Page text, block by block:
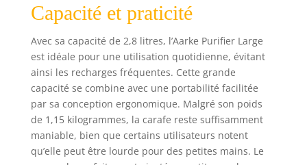
Capacité et praticité
Avec sa capacité de 2,8 litres, l’Aarke Purifier Large
est idéale pour une utilisation quotidienne, évitant
ainsi les recharges fréquentes. Cette grande
capacité se combine avec une portabilité facilitée
par sa conception ergonomique. Malgré son poids
de 1,15 kilogrammes, la carafe reste suffisamment
maniable, bien que certains utilisateurs notent
qu’elle peut être lourde pour des petites mains. Le